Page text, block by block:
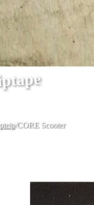
/CORE Scooter